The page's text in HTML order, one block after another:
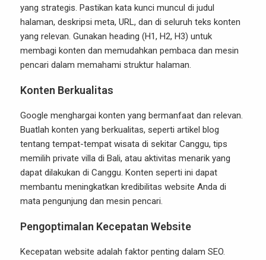
yang strategis. Pastikan kata kunci muncul di judul
halaman, deskripsi meta, URL, dan di seluruh teks konten
yang relevan. Gunakan heading (H1, H2, H3) untuk
membagi konten dan memudahkan pembaca dan mesin
pencari dalam memahami struktur halaman.
Konten Berkualitas
Google menghargai konten yang bermanfaat dan relevan.
Buatlah konten yang berkualitas, seperti artikel blog
tentang tempat-tempat wisata di sekitar Canggu, tips
memilih private villa di Bali, atau aktivitas menarik yang
dapat dilakukan di Canggu. Konten seperti ini dapat
membantu meningkatkan kredibilitas website Anda di
mata pengunjung dan mesin pencari.
Pengoptimalan Kecepatan Website
Kecepatan website adalah faktor penting dalam SEO.